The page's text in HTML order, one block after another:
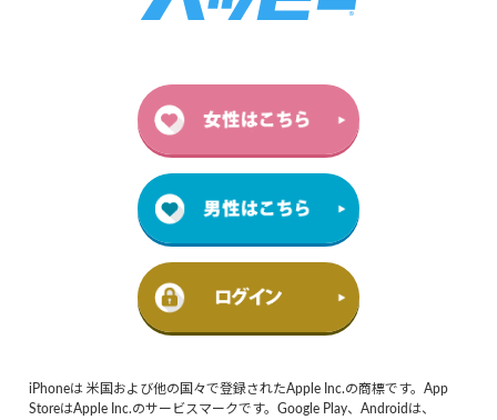
iPhoneは 米国および他の国々で登録されたApple Inc.の商標です。App
StoreはApple Inc.のサービスマークです。Google Play、Androidは、